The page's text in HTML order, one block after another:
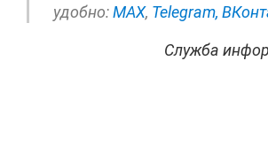
удобно:МАХ, Telegram,
Служба